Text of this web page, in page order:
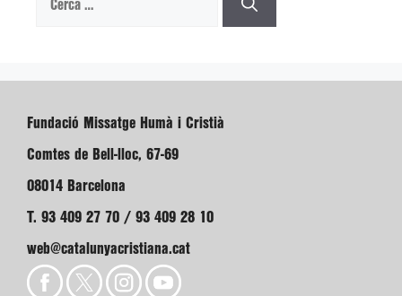
Fundació Missatge Humà i Cristià
Comtes de Bell-lloc, 67-69
08014 Barcelona
T. 93 409 27 70 / 93 409 28 10
web@catalunyacristiana.cat